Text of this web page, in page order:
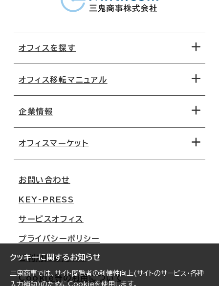
クッキーに関するお知らせ
三鬼商事では、サイト閲覧者の利便性向上(サイトのサービス・各種
入力補助)のためにCookieを使用します。
オフィスを探す
地図から探す
路線・駅から探す
オフィス移転マニュアル
移転コストシミュレーション
移転スケジュール
オフィス移転Q&A
企業情報
オフィスマーケット
大阪
名古屋
札幌
仙台
横浜
お問い合わせ
KEY-PRESS
サービスオフィス
プライバシーポリシー
ご利用にあたって
Cookie等の利用について